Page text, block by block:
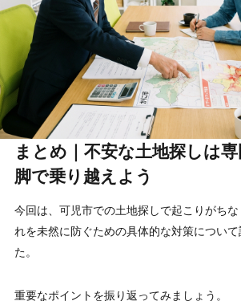
まとめ｜不安な土地探しは
脚で乗り越えよう
今回は、可児市での土地探しで起こりがち
れを未然に防ぐための具体的な対策につい
た。
重要なポイントを振り返ってみましょう。